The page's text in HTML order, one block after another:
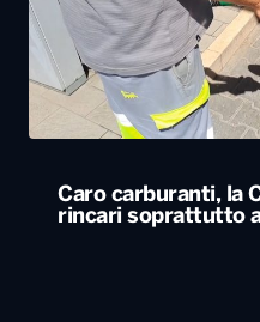
Caro carburanti, la
rincari soprattutto